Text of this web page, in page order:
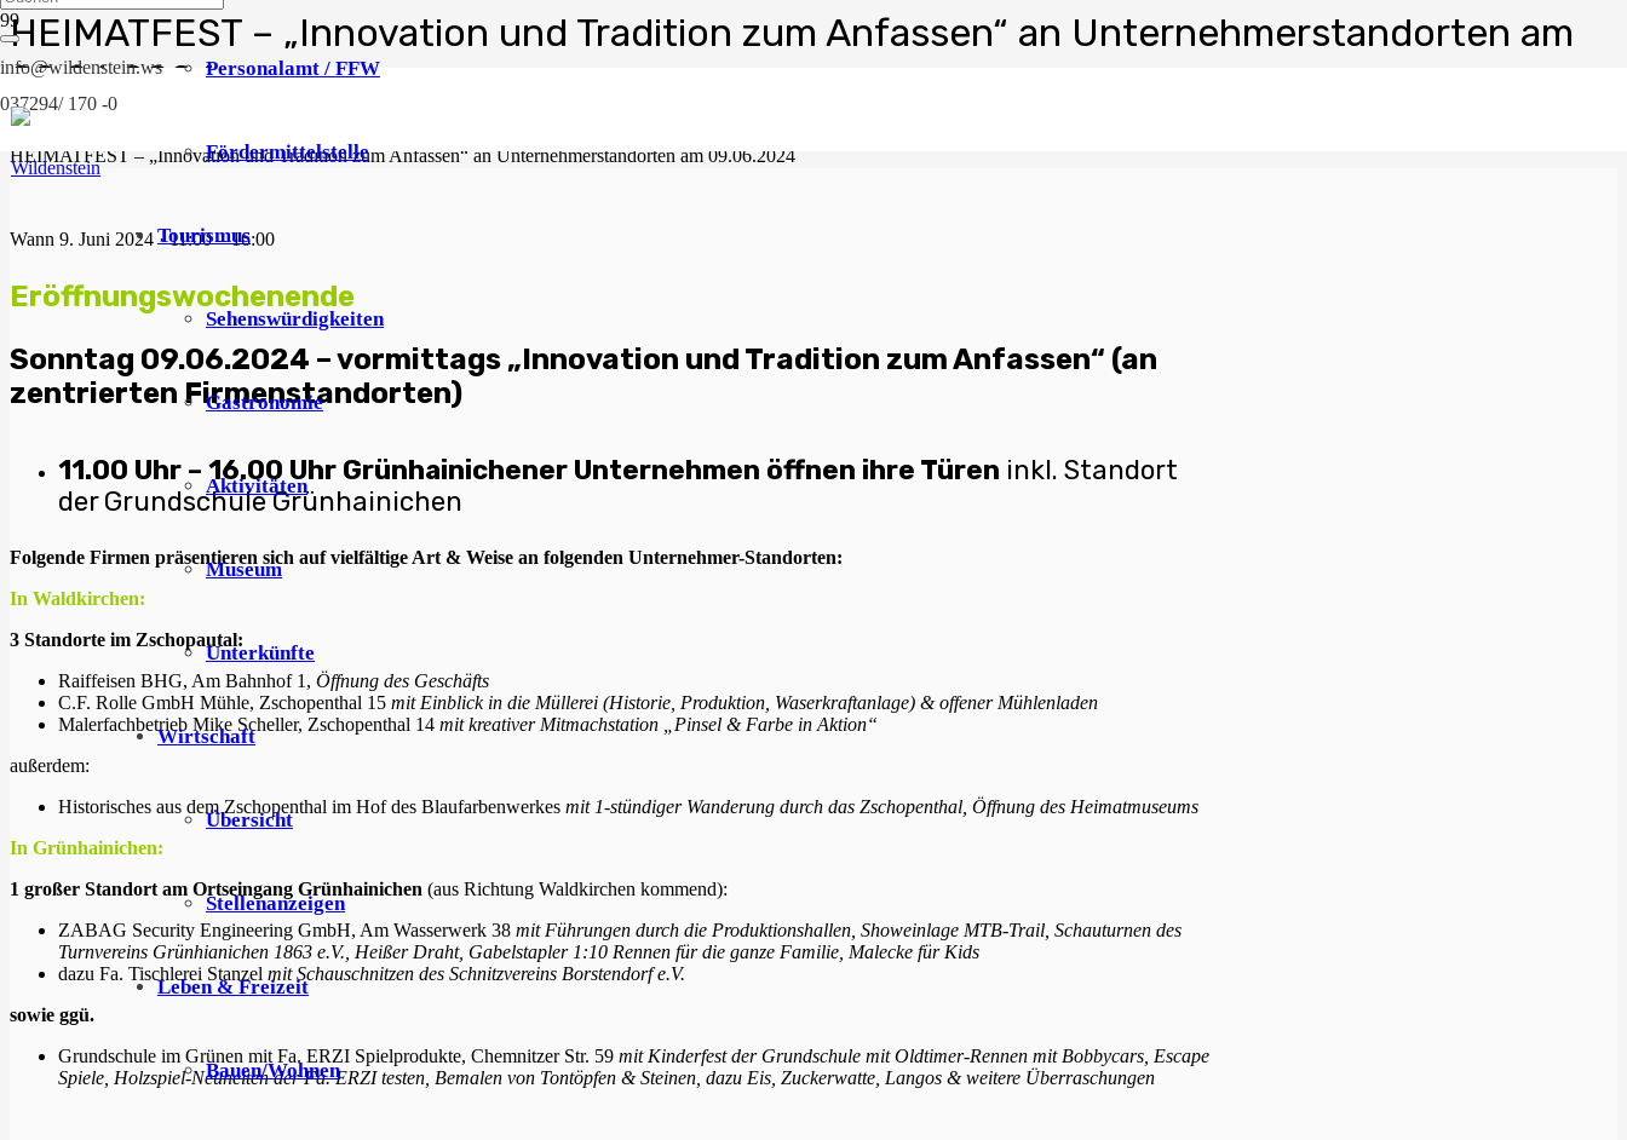
info@wildenstein.ws
037294/ 170 -0
Personalamt / FFW
Fördermittelstelle
Tourismus
Sehenswürdigkeiten
Gastronomie
Aktivitäten
Museum
Unterkünfte
Wirtschaft
Übersicht
Stellenanzeigen
Leben & Freizeit
Bauen/Wohnen
HEIMATFEST – „Innovation und Tradition zum Anfassen“ an Unternehmerstandorten am
09.06.2024
Start
HEIMATFEST – „Innovation und Tradition zum Anfassen“ an Unternehmerstandorten am 09.06.2024
Wann 9. Juni 2024 · 11:00 – 16:00
Eröffnungswochenende
Sonntag 09.06.2024 – vormittags „Innovation und Tradition zum Anfassen“ (an
zentrierten Firmenstandorten)
11.00 Uhr – 16.00 Uhr Grünhainichener Unternehmen öffnen ihre Türen inkl. Standort
der Grundschule Grünhainichen
Folgende Firmen präsentieren sich auf vielfältige Art & Weise an folgenden Unternehmer-Standorten:
In Waldkirchen:
3 Standorte im Zschopautal:
Raiffeisen BHG, Am Bahnhof 1, Öffnung des Geschäfts
C.F. Rolle GmbH Mühle, Zschopenthal 15 mit Einblick in die Müllerei (Historie, Produktion, Waserkraftanlage) & offener Mühlenladen
Malerfachbetrieb Mike Scheller, Zschopenthal 14 mit kreativer Mitmachstation „Pinsel & Farbe in Aktion“
außerdem:
Historisches aus dem Zschopenthal im Hof des Blaufarbenwerkes mit 1-stündiger Wanderung durch das Zschopenthal, Öffnung des Heimatmuseums
In Grünhainichen:
1 großer Standort am Ortseingang Grünhainichen (aus Richtung Waldkirchen kommend):
ZABAG Security Engineering GmbH, Am Wasserwerk 38 mit Führungen durch die Produktionshallen, Showeinlage MTB-Trail, Schauturnen des
Turnvereins Grünhianichen 1863 e.V., Heißer Draht, Gabelstapler 1:10 Rennen für die ganze Familie, Malecke für Kids
dazu Fa. Tischlerei Stanzel mit Schauschnitzen des Schnitzvereins Borstendorf e.V.
sowie ggü.
Grundschule im Grünen mit Fa. ERZI Spielprodukte, Chemnitzer Str. 59 mit Kinderfest der Grundschule mit Oldtimer-Rennen mit Bobbycars, Escape
Spiele, Holzspiel-Neuheiten der Fa. ERZI testen, Bemalen von Tontöpfen & Steinen, dazu Eis, Zuckerwatte, Langos & weitere Überraschungen